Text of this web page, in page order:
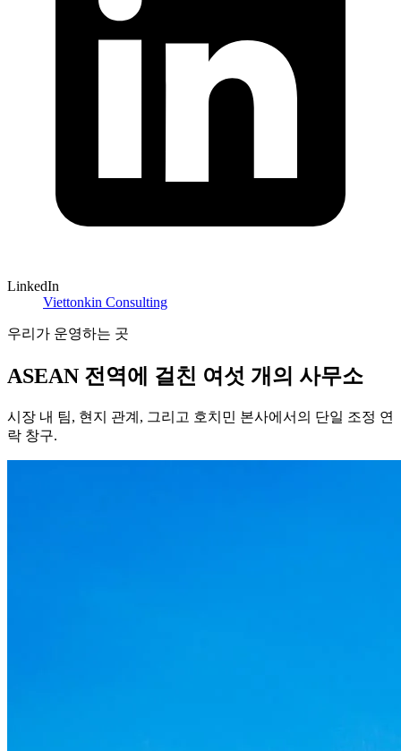
LinkedIn
Viettonkin Consulting
우리가 운영하는 곳
ASEAN 전역에 걸친 여섯 개의 사무소
시장 내 팀, 현지 관계, 그리고 호치민 본사에서의 단일 조정 연
락 창구.